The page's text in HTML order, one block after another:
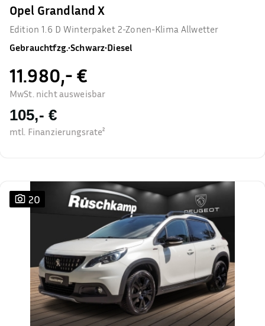
Opel Grandland X
Edition 1.6 D Winterpaket 2-Zonen-Klima Allwetter
Gebrauchtfzg.•Schwarz•Diesel
11.980,- €
MwSt. nicht ausweisbar
105,- €
mtl. Finanzierungsrate²
20